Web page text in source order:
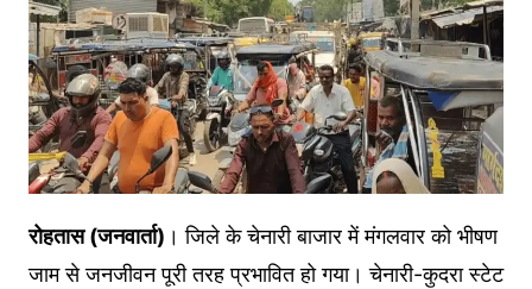
रोहतास (जनवार्ता) । जिले के चेनारी बाजार में मंगलवार को भीषण
जाम से जनजीवन पूरी तरह प्रभावित हो गया। चेनारी-कुदरा स्टेट